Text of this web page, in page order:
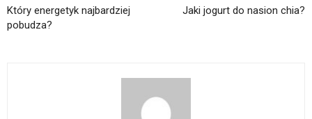
Który energetyk najbardziej
pobudza?
Jaki jogurt do nasion chia?